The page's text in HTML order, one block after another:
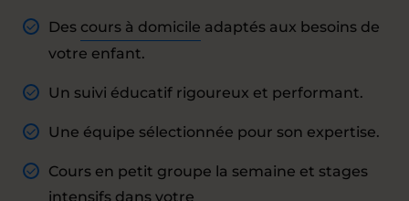
Des cours à domicile adaptés aux besoins de
votre enfant.
Un suivi éducatif rigoureux et performant.
Une équipe sélectionnée pour son expertise.
Cours en petit groupe la semaine et stages
intensifs dans votre